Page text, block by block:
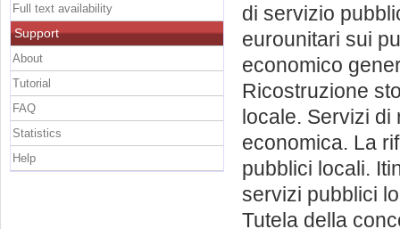
di servizio
eurounitari sui
economico
Ricostruzione
locale. Servizi
economica. La
pubblici locali.
servizi pubblici
Tutela della
Full text availability
Support
About
Tutorial
FAQ
Statistics
Help